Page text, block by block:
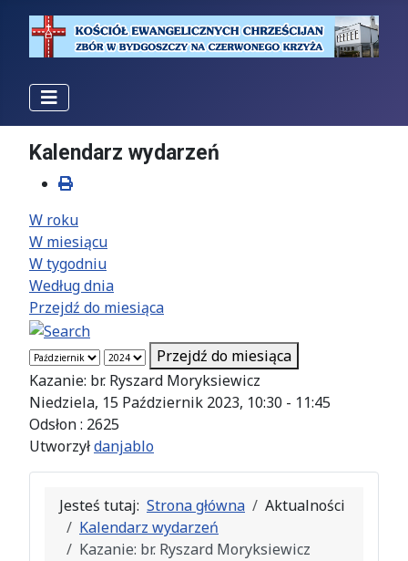
Kalendarz wydarzeń
W roku
W miesiącu
W tygodniu
Według dnia
Przejdź do miesiąca
Przejdź do miesiąca
Kazanie: br. Ryszard Moryksiewicz
Niedziela, 15 Październik 2023, 10:30 - 11:45
Odsłon: 2625
Utworzyłdanjablo
Jesteś tutaj: Strona główna
Aktualności
Kalendarz wydarzeń
Kazanie: br. Ryszard Moryksiewicz